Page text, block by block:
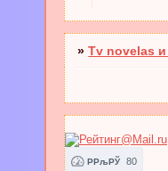
»Tv novelas
РРљРЎ 80